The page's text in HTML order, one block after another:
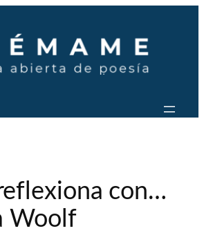
con…
Woolf